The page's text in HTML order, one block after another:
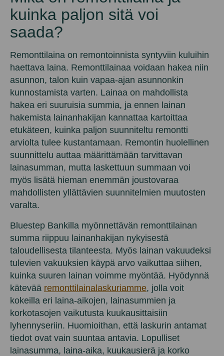
kuinka paljon sitä voi
saada?
Remonttilaina on remontoinnista syntyviin kuluihin
haettava laina. Remonttilainaa voidaan hakea niin
asunnon, talon kuin vapaa-ajan asunnonkin
kunnostamista varten. Lainaa on mahdollista
hakea eri suuruisia summia, ja ennen lainan
hakemista lainanhakijan kannattaa kartoittaa
etukäteen, kuinka paljon suunniteltu remontti
arviolta tulee kustantamaan. Remontin huolellinen
suunnittelu auttaa määrittämään tarvittavan
lainasumman, mutta laskettuun summaan voi
myös lisätä hieman enemmän joustovaraa
mahdollisten yllättävien suunnitelmien muutosten
varalta.
Bluestep Bankilla myönnettävän remonttilainan
summa riippuu lainanhakijan nykyisestä
taloudellisesta tilanteesta. Myös lainan vakuudeksi
tulevien vakuuksien käypä arvo vaikuttaa siihen,
kuinka suuren lainan voimme myöntää. Hyödynnä
kätevää remonttilainalaskuriamme, jolla voit
kokeilla eri laina-aikojen, lainasummien ja
korkotasojen vaikutusta kuukausittaisiin
lyhennyseriin. Huomioithan, että laskurin antamat
tiedot ovat vain suuntaa antavia. Lopulliset
lainasumma, laina-aika, kuukausierä ja korko